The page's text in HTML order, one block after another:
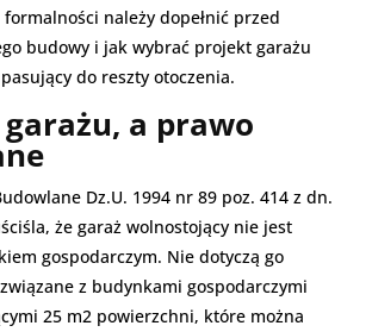
należy dopełnić przed
budowy i jak wybrać projekt garażu
do reszty otoczenia.
a prawo
Dz.U. 1994 nr 89 poz. 414 z dn.
że garaż wolnostojący nie jest
gospodarczym. Nie dotyczą go
z budynkami gospodarczymi
25 m2 powierzchni, które można